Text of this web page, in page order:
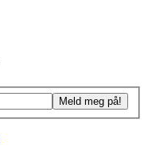
Meld meg på!